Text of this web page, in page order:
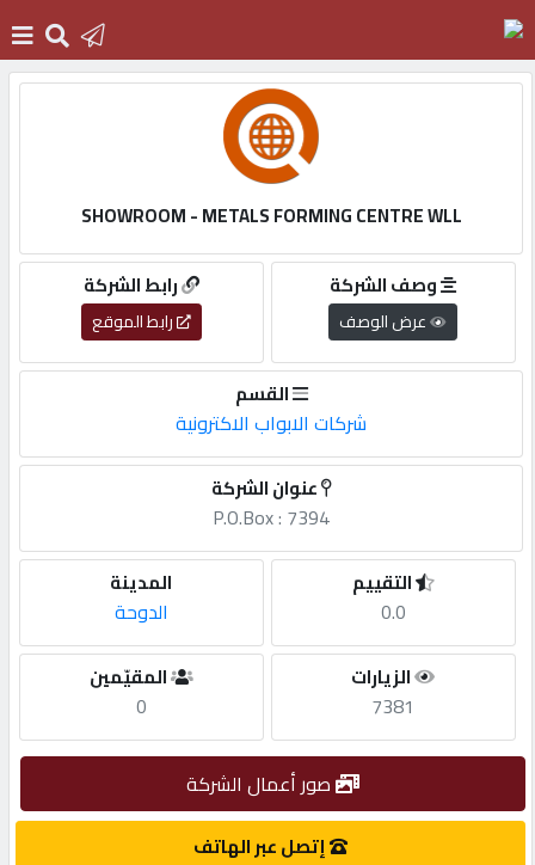
دخول
التسجيل
English
أضف
طلب
SHOWROOM - METALS FORMING CENTRE WLL
رابط الشركة
رابط الموقع
وصف الشركة
عرض الوصف
القسم
شركات الابواب الاكترونية
عنوان الشركة
P.O.Box : 7394
المدينة
الدوحة
التقييم
0.0
المقيّمين
0
الزيارات
7381
صور أعمال الشركة
إتصل عبر الهاتف